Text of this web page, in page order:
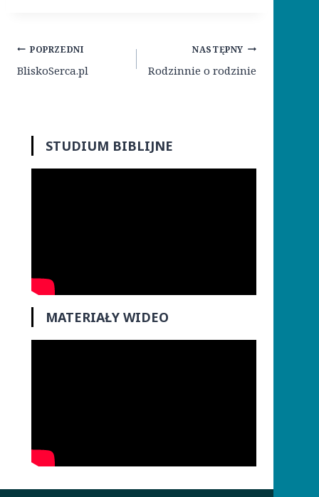
Nawigacja
wpisu
POPRZEDNI
BliskoSerca.pl
NASTĘPNY
Rodzinnie o rodzinie
STUDIUM BIBLIJNE
MATERIAŁY WIDEO